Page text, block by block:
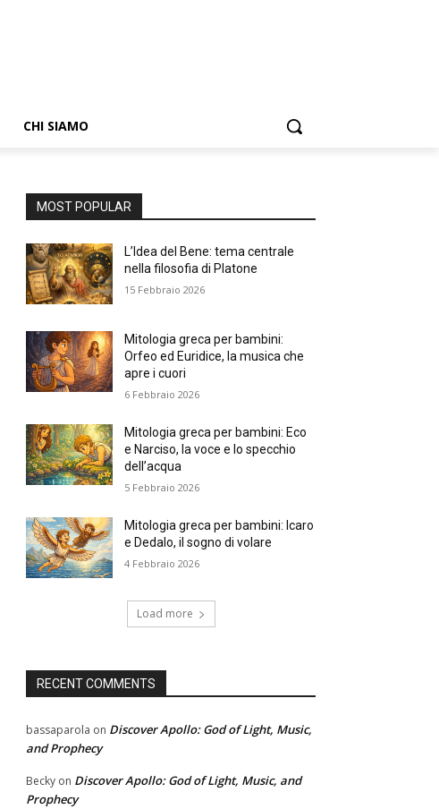
CHI SIAMO
MOST POPULAR
L’Idea del Bene: tema centrale
nella filosofia di Platone
15 Febbraio 2026
Mitologia greca per bambini:
Orfeo ed Euridice, la musica che
apre i cuori
6 Febbraio 2026
Mitologia greca per bambini: Eco
e Narciso, la voce e lo specchio
dell’acqua
5 Febbraio 2026
Mitologia greca per bambini: Icaro
e Dedalo, il sogno di volare
4 Febbraio 2026
Load more
RECENT COMMENTS
bassaparola on Discover Apollo: God of Light, Music,
and Prophecy
Becky on Discover Apollo: God of Light, Music, and
Prophecy